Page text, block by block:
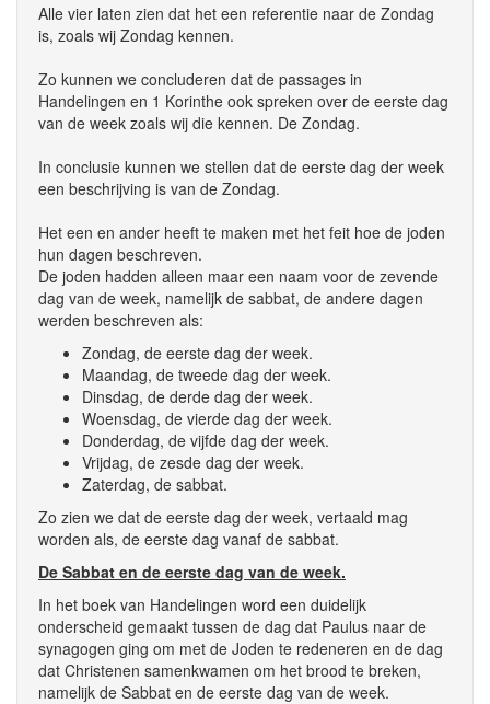
Alle vier laten zien dat het een referentie naar de Zondag
is, zoals wij Zondag kennen.
Zo kunnen we concluderen dat de passages in
Handelingen en 1 Korinthe ook spreken over de eerste dag
van de week zoals wij die kennen. De Zondag.
In conclusie kunnen we stellen dat de eerste dag der week
een beschrijving is van de Zondag.
Het een en ander heeft te maken met het feit hoe de joden
hun dagen beschreven.
De joden hadden alleen maar een naam voor de zevende
dag van de week, namelijk de sabbat, de andere dagen
werden beschreven als:
Zondag, de eerste dag der week.
Maandag, de tweede dag der week.
Dinsdag, de derde dag der week.
Woensdag, de vierde dag der week.
Donderdag, de vijfde dag der week.
Vrijdag, de zesde dag der week.
Zaterdag, de sabbat.
Zo zien we dat de eerste dag der week, vertaald mag
worden als, de eerste dag vanaf de sabbat.
De Sabbat en de eerste dag van de week.
In het boek van Handelingen word een duidelijk
onderscheid gemaakt tussen de dag dat Paulus naar de
synagogen ging om met de Joden te redeneren en de dag
dat Christenen samenkwamen om het brood te breken,
namelijk de Sabbat en de eerste dag van de week.